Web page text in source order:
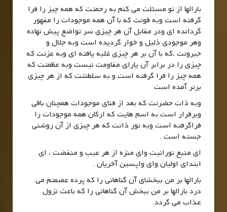
بارالها از تو مسِئلت می کنم به رحمتت که همه چیز را فرا
گرفته است وبه قوتت که با آن همه موجودات را مقهور
گردانده ای ودر مقابل آن هر چیزی سر تواضع پیش نهاده
وهر موجودی ذلیل و خوار گردیده است وبه جلال و
جبروتت ،که با آن بر هر چیزی غلبه یافته ای وبه عزتت که
چیزی را در برابر آن یارای مقاومت نیست وبه عظمتت که
همه چیز را فرا گرفته است و به سلطنتت که از هر چیزی
برتر آمده است
وبه ذات حضرتت که بعد از فنای موجودات همچنان باقی
وبرقرار است به اسم هایت که ارکان همه موجودات را
فراگرفته است وبه نور ذاتت که هر چیزی از آن روشنی
جسته است .
ای منبع نورانیت وای منزه از هر عیب و منقضت ، ای
ابتدای اولیان وای واپسین آخریان .
بارالها بر من ببخشای آن گناهانی را که پرده عصمتم می
درد بارالها بر من ببخش آن گناهانی را که باعث نزول
عذاب می گردد.